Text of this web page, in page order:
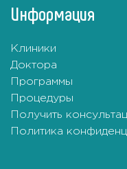
Информация
Клиники
Доктора
Программы
Процедуры
Получить
Политика